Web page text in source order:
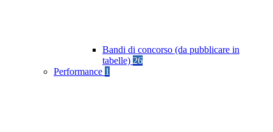
Bandi di concorso (da pubblicare in
tabelle) 26
Performance 1